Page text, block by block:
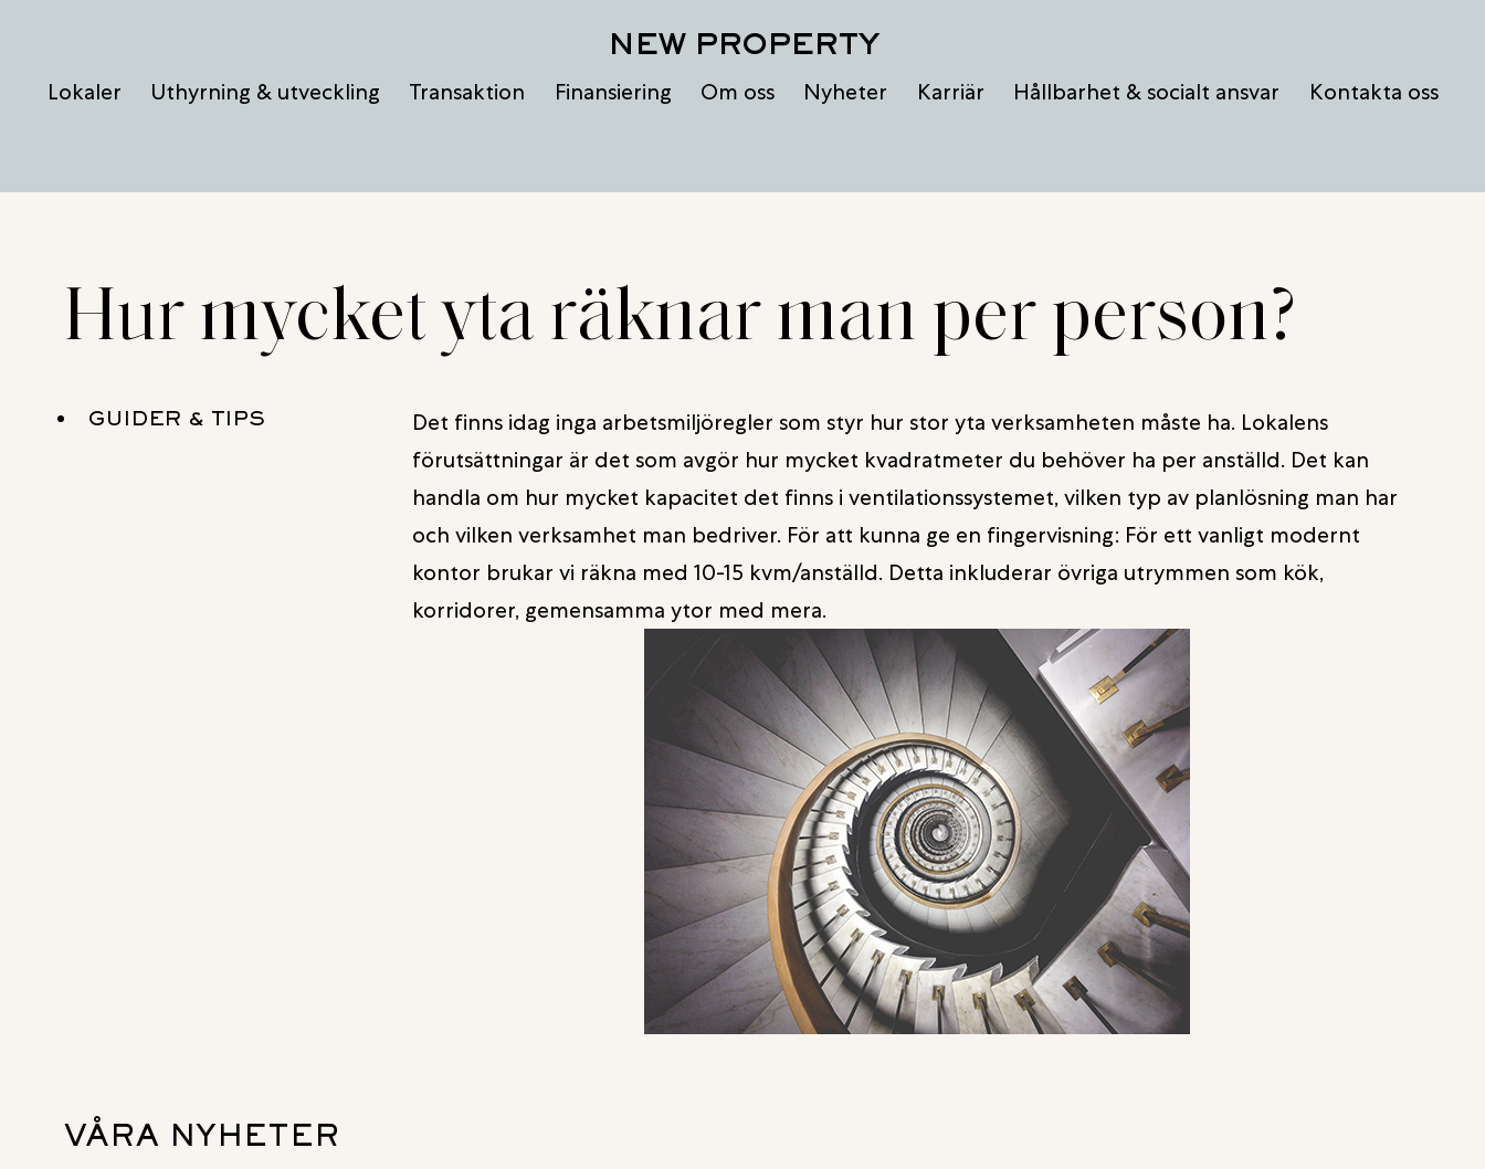
innehåll
NEW PROPERTY
Lokaler Uthyrning & utveckling Transaktion Finansiering Om oss Nyheter Karriär Hållbarhet & socialt ansvar Kontakta oss
Hur mycket yta räknar man per person?
GUIDER & TIPS
Det finns idag inga arbetsmiljöregler som styr hur stor yta verksamheten måste ha. Lokalens
förutsättningar är det som avgör hur mycket kvadratmeter du behöver ha per anställd. Det kan
handla om hur mycket kapacitet det finns i ventilationssystemet, vilken typ av planlösning man har
och vilken verksamhet man bedriver. För att kunna ge en fingervisning: För ett vanligt modernt
kontor brukar vi räkna med 10-15 kvm/anställd. Detta inkluderar övriga utrymmen som kök,
korridorer, gemensamma ytor med mera.
VÅRA NYHETER